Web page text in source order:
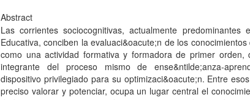
Abstract
Las corrientes sociocognitivas, actualmente predominantes
Educativa, conciben la evaluaci&oacute;n de los
como una actividad formativa y formadora de primer orden,
integrante del proceso mismo de ense&ntilde;anza-
dispositivo privilegiado para su optimizaci&oacute;n. Entre
preciso valorar y potenciar, ocupa un lugar central el